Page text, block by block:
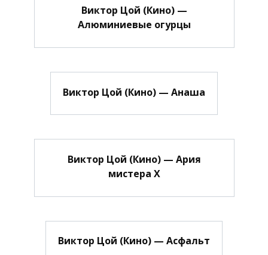
Виктор Цой (Кино) —
Алюминиевые огурцы
Виктор Цой (Кино) — Анаша
Виктор Цой (Кино) — Ария
мистера Х
Виктор Цой (Кино) — Асфальт